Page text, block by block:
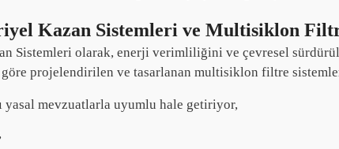
Kazan Sistemleri ve Multisiklon
Sistemleri olarak, enerji verimliliğini ve çevresel
projelendirilen ve tasarlanan multisiklon filtre
yasal mevzuatlarla uyumlu hale getiriyor,